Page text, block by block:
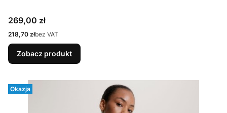
Cena
269,00 zł
Cena
218,70 złbez VAT
Zobacz produkt
Okazja